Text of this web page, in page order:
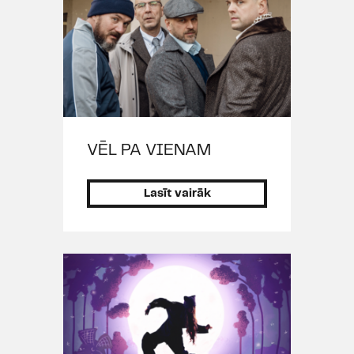
2010), „Zirņu vakara gaidās" (rež.
V.Liepiņš, 2008), B.Srbļanovičas
„Siseņi" (rež. M.Gruzdovs, 2008),
R.Šarta „Manu sievu sauc Moriss"
(rež. R.Atkočūns, 2008), E.L.Vēbera
/ T.Raisa „Jāzeps un raibais
B.Rubesa, 2008), T.Bernharda
2008), S.Vispjaņska „Kāzas" (rež.
M.Gruzdovs, I.Roga, 2007), J.Foses
„Līnenas skaistumkaraliene" (rež.
M.Gruzdovs, 2006), „DT pirts"
(2006), „Cits Šerloks Holmss" (rež.
A.Bērziņš, 2006), „Mans sapnis ir
un paliek teātris" - A.Liniņa
VĒL PA VIENAM
Lasīt vairāk